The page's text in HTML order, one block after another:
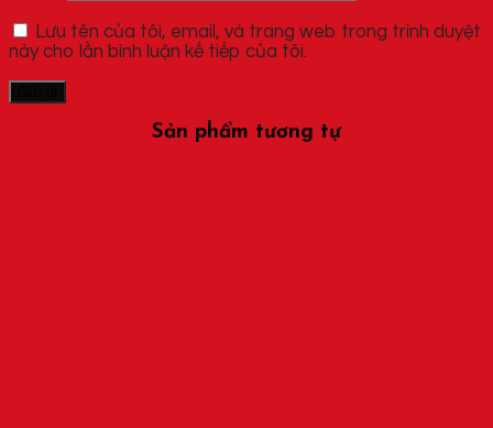
Lưu tên của tôi, email, và trang web trong trình duyệt
này cho lần bình luận kế tiếp của tôi.
Sản phẩm tương tự